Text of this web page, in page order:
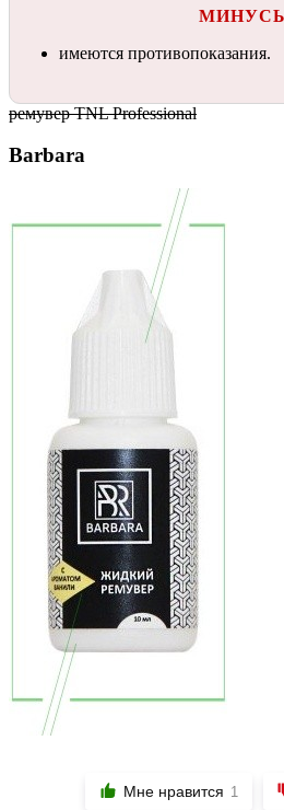
имеются противопоказания.
ремувер TNL Professional
Barbara
Мне нравится 1